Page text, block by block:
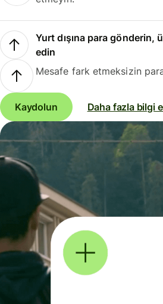
Yurt dışına para gönderin,
edin
Mesafe fark etmeksizin
Kaydolun Daha fazla bilgi